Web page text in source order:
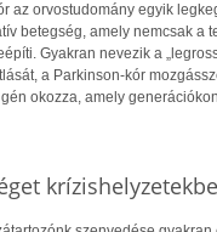
az orvostudomány egyik
betegség, amely nemcsak a
Gyakran nevezik a
a Parkinson-kór
okozza, amely